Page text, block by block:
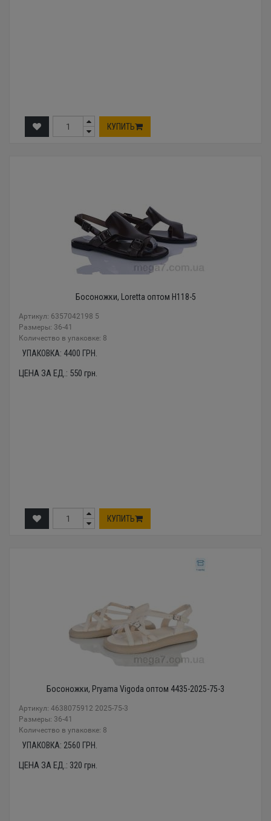
КУПИТЬ
Босоножки, Loretta оптом H118-5
Артикул: 6357042198 5
Размеры: 36-41
Количество в упаковке: 8
УПАКОВКА: 4400 ГРН.
ЦЕНА ЗА ЕД.: 550 грн.
КУПИТЬ
Босоножки, Pryama Vigoda оптом 4435-2025-75-3
Артикул: 4638075912 2025-75-3
Размеры: 36-41
Количество в упаковке: 8
УПАКОВКА: 2560 ГРН.
ЦЕНА ЗА ЕД.: 320 грн.